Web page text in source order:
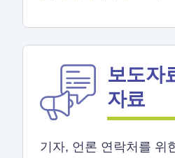
보도자
자료
기자, 언론 연락처를 위